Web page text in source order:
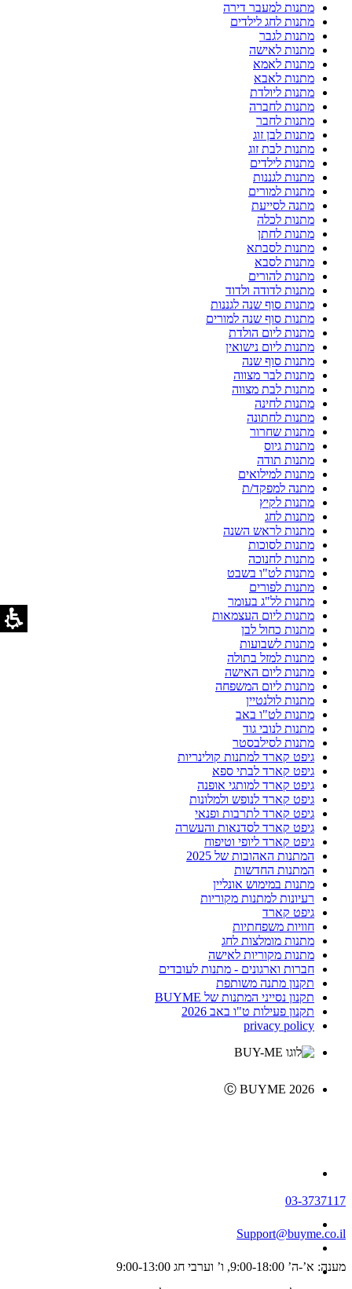
מתנות למעבר דירה
מתנות לחג לילדים
מתנות לגבר
מתנות לאישה
מתנות לאמא
מתנות לאבא
מתנות ליולדת
מתנות לחברה
מתנות לחבר
מתנות לבן זוג
מתנות לבת זוג
מתנות לילדים
מתנות לגננות
מתנות למורים
מתנה לסייעת
מתנות לכלה
מתנות לחתן
מתנות לסבתא
מתנות לסבא
מתנות להורים
מתנות לדודה ולדוד
מתנות סוף שנה לגננות
מתנות סוף שנה למורים
מתנות ליום הולדת
מתנות ליום נישואין
מתנות סוף שנה
מתנות לבר מצווה
מתנות לבת מצווה
מתנות לחינה
מתנות לחתונה
מתנות שחרור
מתנות גיוס
מתנות תודה
מתנות למילואים
מתנה למפקד/ת
מתנות לקיץ
מתנות לחג
מתנות לראש השנה
מתנות לסוכות
מתנות לחנוכה
מתנות לט"ו בשבט
מתנות לפורים
מתנות לל"ג בעומר
מתנות ליום העצמאות
מתנות כחול לבן
מתנות לשבועות
מתנות למזל בתולה
מתנות ליום האישה
מתנות ליום המשפחה
מתנות לולנטיין
מתנות לט"ו באב
מתנות לנובי גוד
מתנות לסילבסטר
גיפט קארד למתנות קולינריות
גיפט קארד לבתי ספא
גיפט קארד למותגי אופנה
גיפט קארד לנופש ולמלונות
גיפט קארד לתרבות ופנאי
גיפט קארד לסדנאות והעשרה
גיפט קארד ליופי וטיפוח
המתנות האהובות של 2025
המתנות החדשות
מתנות במימוש אונליין
רעיונות למתנות מקוריות
גיפט קארד
חוויות משפחתיות
מתנות מומלצות לחג
מתנות מקוריות לאישה
חברות וארגונים - מתנות לעובדים
תקנון מתנה משותפת
תקנון נסייני המתנות של BUYME
תקנון פעילות ט"ו באב 2026
privacy policy
Ⓒ BUYME 2026
03-3737117
Support@buyme.co.il
מענה: א’-ה’ 9:00-18:00, ו’ וערבי חג 9:00-13:00